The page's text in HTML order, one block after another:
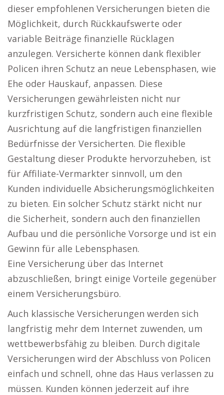
dieser empfohlenen Versicherungen bieten die
Möglichkeit, durch Rückkaufswerte oder
variable Beiträge finanzielle Rücklagen
anzulegen. Versicherte können dank flexibler
Policen ihren Schutz an neue Lebensphasen, wie
Ehe oder Hauskauf, anpassen. Diese
Versicherungen gewährleisten nicht nur
kurzfristigen Schutz, sondern auch eine flexible
Ausrichtung auf die langfristigen finanziellen
Bedürfnisse der Versicherten. Die flexible
Gestaltung dieser Produkte hervorzuheben, ist
für Affiliate-Vermarkter sinnvoll, um den
Kunden individuelle Absicherungsmöglichkeiten
zu bieten. Ein solcher Schutz stärkt nicht nur
die Sicherheit, sondern auch den finanziellen
Aufbau und die persönliche Vorsorge und ist ein
Gewinn für alle Lebensphasen.
Eine Versicherung über das Internet
abzuschließen, bringt einige Vorteile gegenüber
einem Versicherungsbüro.
Auch klassische Versicherungen werden sich
langfristig mehr dem Internet zuwenden, um
wettbewerbsfähig zu bleiben. Durch digitale
Versicherungen wird der Abschluss von Policen
einfach und schnell, ohne das Haus verlassen zu
müssen. Kunden können jederzeit auf ihre